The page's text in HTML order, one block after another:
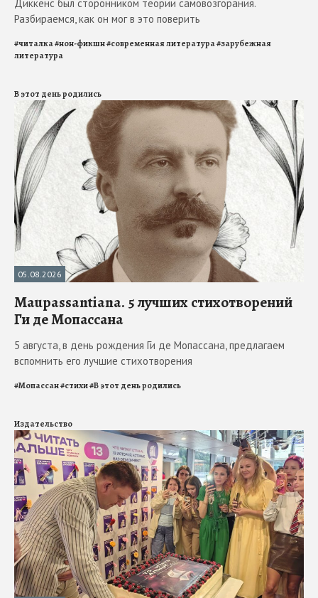
Диккенс был сторонником теории самовозгорания.
Разбираемся, как он мог в это поверить
#читалка#нон-фикшн#современная литература#зарубежная
литература
В этот день родились
05.08.2026
Maupassantiana. 5 лучших стихотворений
Ги де Мопассана
5 августа, в день рождения Ги де Мопассана, предлагаем
вспомнить его лучшие стихотворения
#Мопассан#стихи#В этот день родились
Издательство